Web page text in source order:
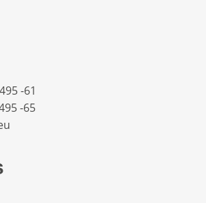
-61‬
-65‬